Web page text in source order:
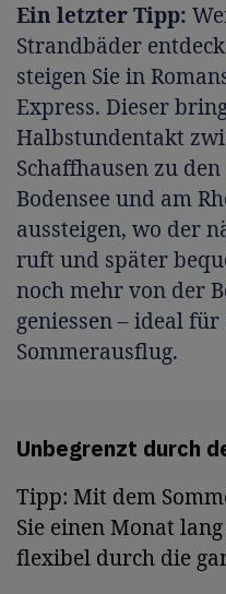
Ein letzter Tipp:
Strandbäder
steigen Sie in
Express. Dieser
Halbstundentakt
Schaffhausen zu
Bodensee und am
aussteigen, wo der
ruft und später
noch mehr von der
geniessen – ideal
Sommerausflug.
Unbegrenzt durch
Tipp: Mit dem
Sie einen Monat
flexibel durch die